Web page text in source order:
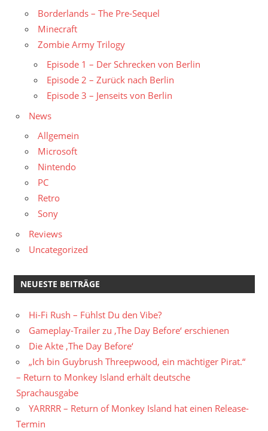
Borderlands – The Pre-Sequel
Minecraft
Zombie Army Trilogy
Episode 1 – Der Schrecken von Berlin
Episode 2 – Zurück nach Berlin
Episode 3 – Jenseits von Berlin
News
Allgemein
Microsoft
Nintendo
PC
Retro
Sony
Reviews
Uncategorized
NEUESTE BEITRÄGE
Hi-Fi Rush – Fühlst Du den Vibe?
Gameplay-Trailer zu ‚The Day Before‘ erschienen
Die Akte ‚The Day Before‘
„Ich bin Guybrush Threepwood, ein mächtiger Pirat.“
– Return to Monkey Island erhält deutsche
Sprachausgabe
YARRRR – Return of Monkey Island hat einen Release-
Termin